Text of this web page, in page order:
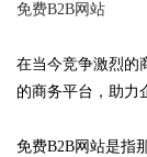
免费B2B网站
在当今竞争激烈的
的商务平台，助力
免费B2B网站是指